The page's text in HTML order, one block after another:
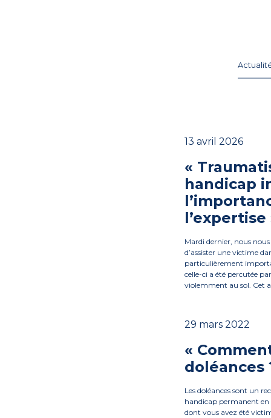
13 avril 2026
«
handicap
l’expertise
Mardi dernier, nous
d’assister une victime
particulièrement
celle-ci a été percutée
violemment au sol. Cet
29 mars 2022
«
doléances
Les doléances sont un
handicap permanent en
dont vous avez été